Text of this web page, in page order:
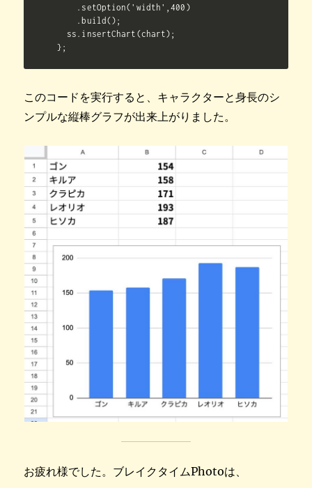
    .setOption('width',400)
    .build();
  ss.insertChart(chart);
};
このコードを実行すると、キャラクターと身長のシ
ンプルな縦棒グラフが出来上がりました。
お疲れ様でした。ブレイクタイムPhotoは、